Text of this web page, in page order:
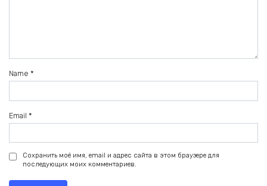
Name *
Email *
Сохранить моё имя, email и адрес сайта в этом браузере для
последующих моих комментариев.